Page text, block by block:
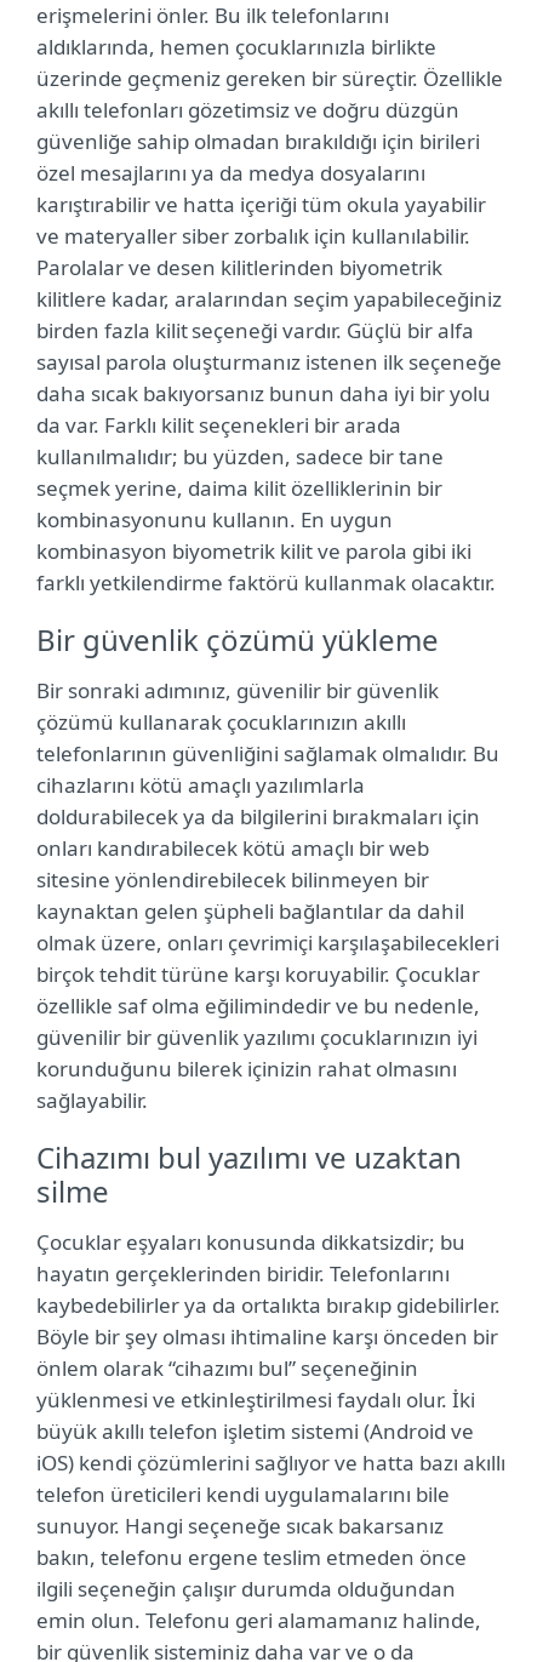
erişmelerini önler. Bu ilk telefonlarını
aldıklarında, hemen çocuklarınızla birlikte
üzerinde geçmeniz gereken bir süreçtir. Özellikle
akıllı telefonları gözetimsiz ve doğru düzgün
güvenliğe sahip olmadan bırakıldığı için birileri
özel mesajlarını ya da medya dosyalarını
karıştırabilir ve hatta içeriği tüm okula yayabilir
ve materyaller siber zorbalık için kullanılabilir.
Parolalar ve desen kilitlerinden biyometrik
kilitlere kadar, aralarından seçim yapabileceğiniz
birden fazla kilit seçeneği vardır. Güçlü bir alfa
sayısal parola oluşturmanız istenen ilk seçeneğe
daha sıcak bakıyorsanız bunun daha iyi bir yolu
da var. Farklı kilit seçenekleri bir arada
kullanılmalıdır; bu yüzden, sadece bir tane
seçmek yerine, daima kilit özelliklerinin bir
kombinasyonunu kullanın. En uygun
kombinasyon biyometrik kilit ve parola gibi iki
farklı yetkilendirme faktörü kullanmak olacaktır.
Bir güvenlik çözümü yükleme
Bir sonraki adımınız, güvenilir bir güvenlik
çözümü kullanarak çocuklarınızın akıllı
telefonlarının güvenliğini sağlamak olmalıdır. Bu
cihazlarını kötü amaçlı yazılımlarla
doldurabilecek ya da bilgilerini bırakmaları için
onları kandırabilecek kötü amaçlı bir web
sitesine yönlendirebilecek bilinmeyen bir
kaynaktan gelen şüpheli bağlantılar da dahil
olmak üzere, onları çevrimiçi karşılaşabilecekleri
birçok tehdit türüne karşı koruyabilir. Çocuklar
özellikle saf olma eğilimindedir ve bu nedenle,
güvenilir bir güvenlik yazılımı çocuklarınızın iyi
korunduğunu bilerek içinizin rahat olmasını
sağlayabilir.
Cihazımı bul yazılımı ve uzaktan
silme
Çocuklar eşyaları konusunda dikkatsizdir; bu
hayatın gerçeklerinden biridir. Telefonlarını
kaybedebilirler ya da ortalıkta bırakıp gidebilirler.
Böyle bir şey olması ihtimaline karşı önceden bir
önlem olarak “cihazımı bul” seçeneğinin
yüklenmesi ve etkinleştirilmesi faydalı olur. İki
büyük akıllı telefon işletim sistemi (Android ve
iOS) kendi çözümlerini sağlıyor ve hatta bazı akıllı
telefon üreticileri kendi uygulamalarını bile
sunuyor. Hangi seçeneğe sıcak bakarsanız
bakın, telefonu ergene teslim etmeden önce
ilgili seçeneğin çalışır durumda olduğundan
emin olun. Telefonu geri alamamanız halinde,
bir güvenlik sisteminiz daha var ve o da